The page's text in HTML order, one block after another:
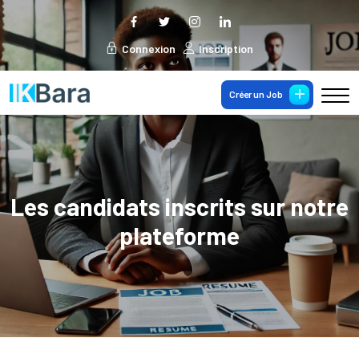
Connexion Inscription
Créer un Job
Les candidats inscrits sur notre
plateforme